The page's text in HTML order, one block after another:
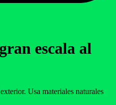
escala al
Usa materiales naturales